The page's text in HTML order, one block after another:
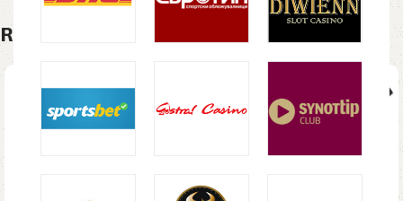
Related products